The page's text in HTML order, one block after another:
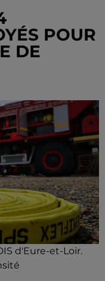
POUR
DE
d'Eure-et-Loir.